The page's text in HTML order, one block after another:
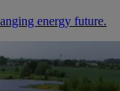
energy future.